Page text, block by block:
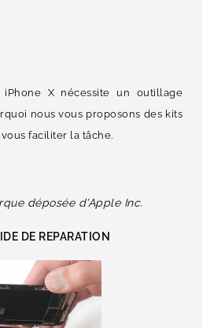
iPhone X nécessite un outillage
nous vous proposons des kits
faciliter la tâche.
déposée d'Apple Inc.
DE REPARATION